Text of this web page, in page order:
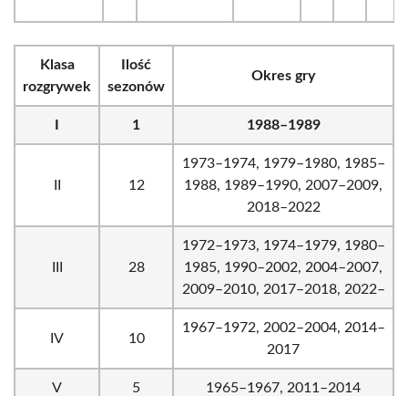
Klasa
rozgrywek
Ilość
sezonów
Okres gry
1 1988–1989
12
1973–1974, 1979–1980, 1985–
1988, 1989–1990, 2007–2009,
2018–2022
28
1972–1973, 1974–1979, 1980–
1985, 1990–2002, 2004–2007,
2009–2010, 2017–2018, 2022–
IV 10
1967–1972, 2002–2004, 2014–
2017
V 5 1965–1967, 2011–2014